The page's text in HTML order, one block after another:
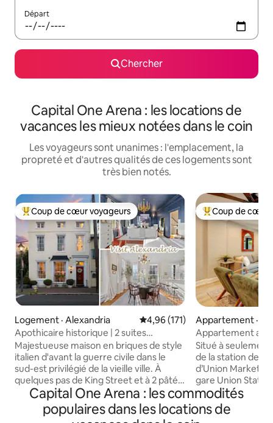
Départ
Chercher
Capital One Arena : les locations de
vacances les mieux notées dans le coin
Les voyageurs sont unanimes : l'emplacement, la
propreté et d'autres qualités de ces logements sont
très bien notés.
Coup de cœur voyageurs parmi les plus aimés
Coup de cœur voyageurs
Logement · Alexandria Note moyenne de 4,96 sur 5,
4,96 (171)
Apothicaire historique | 2 suites
parentales | Vieille ville
Majestueuse maison en briques de style
italien d'avant la guerre civile dans le
sud-est privilégié de la vieille ville. À
quelques pas de King Street et à 2 pâtés
de maisons du bord de mer,
l'emplacement est imbattable ! Cette
maison de 3 étages établie dans les
Coup de cœur
Coup de cœur
Appartement ·
Appartement
Market
Situé à
de la station de
d’Union Market,
gare Union
États-Unis, du
musées.
certains des
Capital One Arena : les commodités
populaires dans les locations de